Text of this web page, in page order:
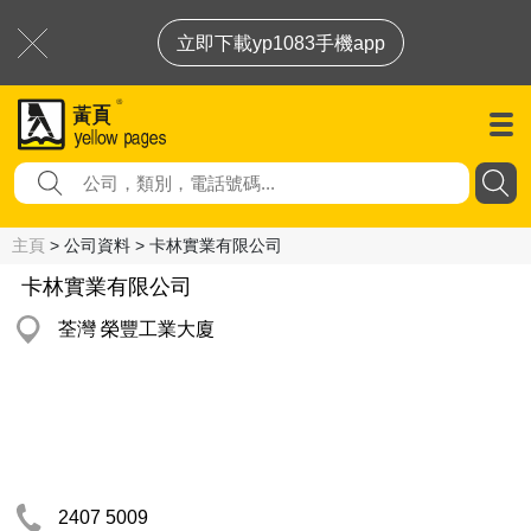
立即下載yp1083手機app
主頁 > 公司資料 > 卡林實業有限公司
卡林實業有限公司
荃灣 榮豐工業大廈
2407 5009